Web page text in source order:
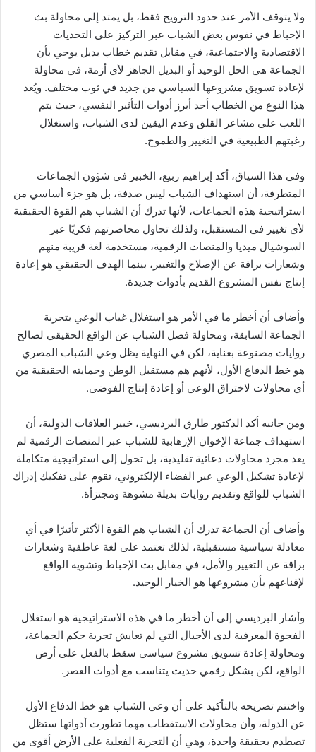
ولا يتوقف الأمر عند حدود الترويج فقط، بل يمتد إلى محاولة بث
الإحباط في نفوس بعض الشباب عبر التركيز على التحديات
الاقتصادية والاجتماعية، في مقابل تقديم خطاب بديل يوحي بأن
الجماعة هي الحل الوحيد أو البديل الجاهز لأي أزمة، في محاولة
لإعادة تسويق مشروعها السياسي من جديد في ثوب مختلف. ويُعد
هذا النوع من الخطاب أحد أبرز أدوات التأثير النفسي، حيث يتم
اللعب على مشاعر القلق وعدم اليقين لدى الشباب، واستغلال
رغبتهم الطبيعية في التغيير والطموح.
وفي هذا السياق، أكد إبراهيم ربيع، الخبير في شؤون الجماعات
المتطرفة، أن استهداف الشباب ليس صدفة، بل هو جزء أساسي من
استراتيجية هذه الجماعات، لأنها تدرك أن الشباب هم القوة الحقيقية
لأي تغيير في المستقبل، ولذلك تحاول محاصرتهم فكريًا عبر
السوشيال ميديا والمنصات الرقمية، مستخدمة لغة قريبة منهم
وشعارات براقة عن الإصلاح والتغيير، بينما الهدف الحقيقي هو إعادة
إنتاج نفس المشروع القديم بأدوات جديدة.
وأضاف أن أخطر ما في الأمر هو استغلال غياب الوعي بتجربة
الجماعة السابقة، ومحاولة فصل الشباب عن الواقع الحقيقي لصالح
روايات مصنوعة بعناية، لكن في النهاية يظل وعي الشباب المصري
هو خط الدفاع الأول، لأنهم هم مستقبل الوطن وحمايته الحقيقية من
أي محاولات لاختراق الوعي أو إعادة إنتاج الفوضى.
ومن جانبه أكد الدكتور طارق البرديسي، خبير العلاقات الدولية، أن
استهداف جماعة الإخوان الإرهابية للشباب عبر المنصات الرقمية لم
يعد مجرد محاولات دعائية تقليدية، بل تحول إلى استراتيجية متكاملة
لإعادة تشكيل الوعي عبر الفضاء الإلكتروني، تقوم على تفكيك إدراك
الشباب للواقع وتقديم روايات بديلة مشوهة ومجتزأة.
وأضاف أن الجماعة تدرك أن الشباب هم القوة الأكثر تأثيرًا في أي
معادلة سياسية مستقبلية، لذلك تعتمد على لغة عاطفية وشعارات
براقة عن التغيير والأمل، في مقابل بث الإحباط وتشويه الواقع
لإقناعهم بأن مشروعها هو الخيار الوحيد.
وأشار البرديسي إلى أن أخطر ما في هذه الاستراتيجية هو استغلال
الفجوة المعرفية لدى الأجيال التي لم تعايش تجربة حكم الجماعة،
ومحاولة إعادة تسويق مشروع سياسي سقط بالفعل على أرض
الواقع، لكن بشكل رقمي حديث يتناسب مع أدوات العصر.
واختتم تصريحه بالتأكيد على أن وعي الشباب هو خط الدفاع الأول
عن الدولة، وأن محاولات الاستقطاب مهما تطورت أدواتها ستظل
تصطدم بحقيقة واحدة، وهي أن التجربة الفعلية على الأرض أقوى من